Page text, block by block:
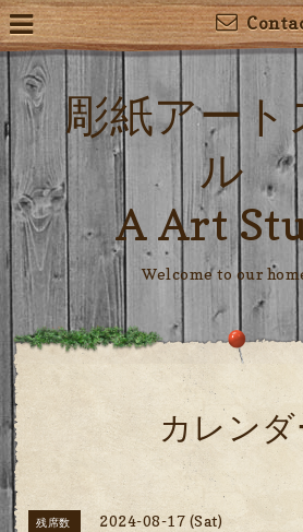
彫紙アート
ル
A Art
Welcome to our
カレン
残席数 2024-08-17 (Sat)